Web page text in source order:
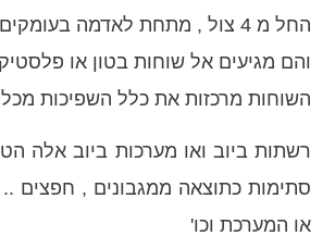
החל מ 4 צול , מתחת לאדמה בעומקים שונים
והם מגיעים אל שוחות בטון או פלסטיק קשיח בקוטר של
השוחות מרכזות את כלל השפיכות
רשתות ביוב ואו מערכות ביוב אלה
סתימות כתוצאה ממגבונים , חפצים
או המערכת וכו'